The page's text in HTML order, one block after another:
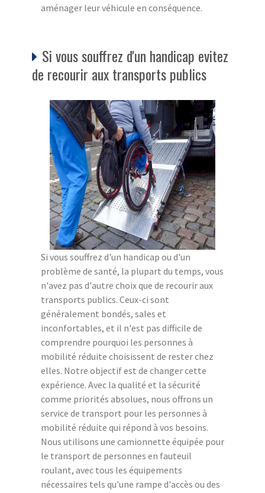
aménager leur véhicule en conséquence.
Si vous souffrez d'un handicap evitez
de recourir aux transports publics
Si vous souffrez d'un handicap ou d'un
problème de santé, la plupart du temps, vous
n'avez pas d'autre choix que de recourir aux
transports publics. Ceux-ci sont
généralement bondés, sales et
inconfortables, et il n'est pas difficile de
comprendre pourquoi les personnes à
mobilité réduite choisissent de rester chez
elles. Notre objectif est de changer cette
expérience. Avec la qualité et la sécurité
comme priorités absolues, nous offrons un
service de transport pour les personnes à
mobilité réduite qui répond à vos besoins.
Nous utilisons une camionnette équipée pour
le transport de personnes en fauteuil
roulant, avec tous les équipements
nécessaires tels qu'une rampe d'accès ou des